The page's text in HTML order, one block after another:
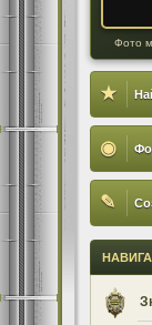
Фото
★
◉
✎